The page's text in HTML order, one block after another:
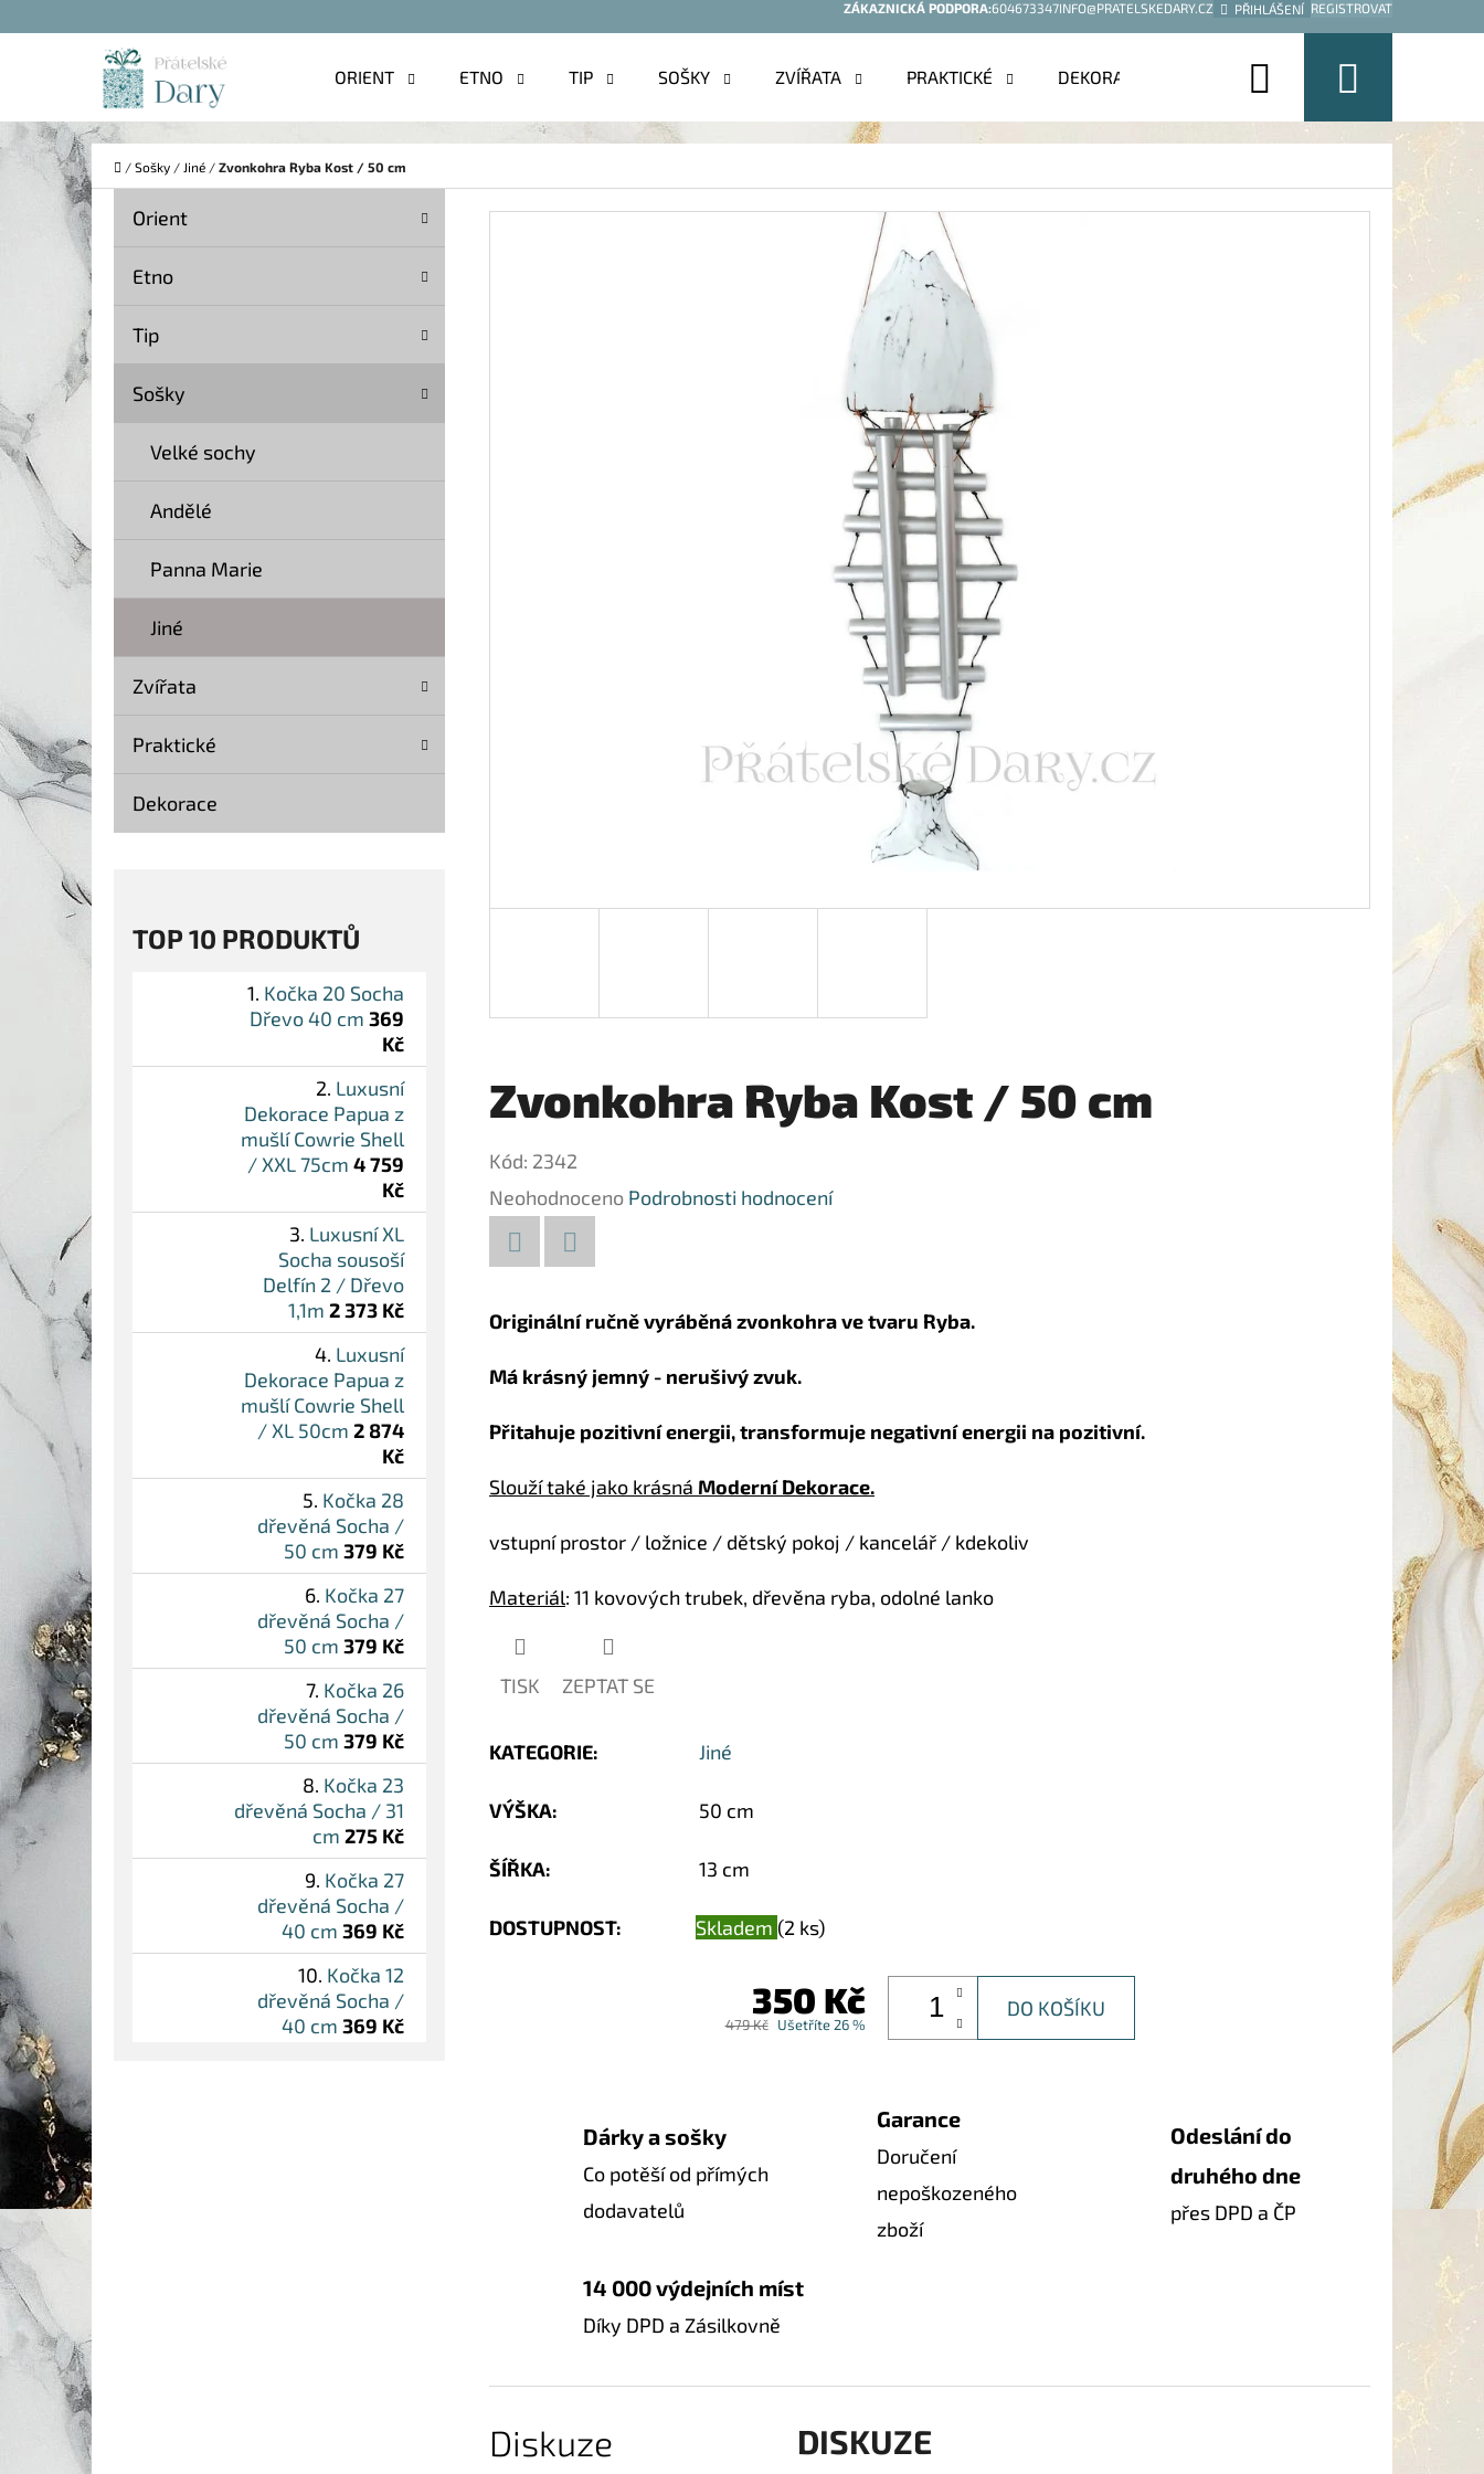
ZÁKAZNICKÁ PODPORA:604673347INFO@PRATELSKEDARY.CZ PŘIHLÁŠENÍ REGISTROVAT
ORIENT ETNO TIP SOŠKY ZVÍŘATA PRAKTICKÉ DEKORACE Hledat
košík
Domů
/ Sošky / Jiné / Zvonkohra Ryba Kost / 50 cm
P
O
S
T
A
N
Přeskočit
Orient
Etno
Tip
Sošky
Velké sochy
Andělé
Panna Marie
Jiné
Zvířata
Praktické
Dekorace
TOP 10 PRODUKTŮ
Kočka 20 Socha
Dřevo 40 cm 369
Kč
Luxusní
Dekorace Papua z
mušlí Cowrie Shell
/ XXL 75cm 4 759
Kč
Luxusní XL
Socha sousoší
Delfín 2 / Dřevo
1,1m 2 373 Kč
Luxusní
Dekorace Papua z
mušlí Cowrie Shell
/ XL 50cm 2 874
Kč
Kočka 28
dřevěná Socha /
50 cm 379 Kč
Kočka 27
dřevěná Socha /
50 cm 379 Kč
Kočka 26
dřevěná Socha /
50 cm 379 Kč
Kočka 23
dřevěná Socha / 31
cm 275 Kč
Kočka 27
dřevěná Socha /
40 cm 369 Kč
Kočka 12
dřevěná Socha /
40 cm 369 Kč
Zvonkohra Ryba Kost / 50 cm
Kód: 2342
Průměrné
hodnocení
produktu
z
hvězdiček.
Neohodnoceno Podrobnosti hodnocení
Originální ručně vyráběná zvonkohra ve tvaru Ryba.
Má krásný jemný - nerušivý zvuk.
Přitahuje pozitivní energii, transformuje negativní energii na pozitivní.
Slouží také jako krásná Moderní Dekorace.
vstupní prostor / ložnice / dětský pokoj / kancelář / kdekoliv
Materiál: 11 kovových trubek, dřevěna ryba, odolné lanko
TISK ZEPTAT SE
KATEGORIE: Jiné
VÝŠKA: 50 cm
ŠÍŘKA: 13 cm
DOSTUPNOST: Skladem (2 ks)
350 Kč
479 Kč Ušetříte 26 %
DO KOŠÍKU
Dárky a sošky
Co potěší od přímých
dodavatelů
Garance
Doručení
nepoškozeného
zboží
Odeslání do
druhého dne
přes DPD a ČP
14 000 výdejních míst
Díky DPD a Zásilkovně
Diskuze DISKUZE
Í
K
Zpět
obchodu
Zpět
obchodu
CO POTŘEBUJETE NAJÍT?
KOČKA 20 SOCHA DŘEVO 40 CM
Původně:
LUXUSNÍ XL SOCHA SOUSOŠÍ DELFÍN 2 /
DŘEVO 1,1M
2 373 Kč
Původně:
3 490 Kč